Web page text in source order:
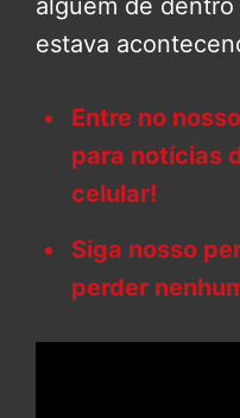
alguém de
estava
Entre no
para notícias
celular!
Siga nosso
perder